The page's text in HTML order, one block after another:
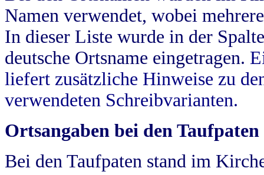
Namen verwendet, wobei
In dieser Liste wurde in der
deutsche Ortsname eingetragen.
liefert zusätzliche Hinweise zu
verwendeten Schreibvarianten.
Ortsangaben bei den Taufpaten
Bei den Taufpaten stand im